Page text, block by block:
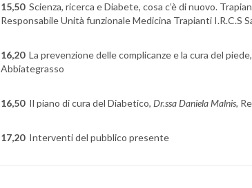
15,50Scienza, ricerca e Diabete, cosa c’è di nuovo.
Responsabile Unità funzionale Medicina Trapianti I.R.C.S
16,20La prevenzione delle complicanze e la cura del piede,
Abbiategrasso
16,50Il piano di cura del Diabetico, Dr.ssaDaniela Malnis,
17,20Interventi del pubblico presente